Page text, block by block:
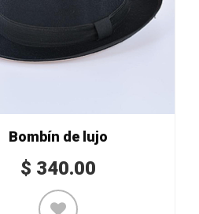
Bombín de lujo
$ 340.00